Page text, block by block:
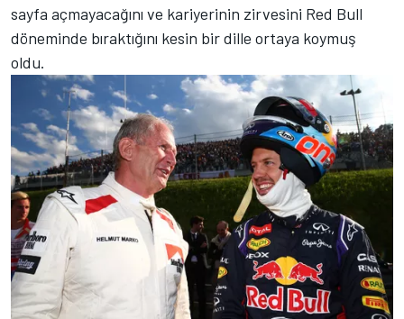
sayfa açmayacağını ve kariyerinin zirvesini Red Bull
döneminde bıraktığını kesin bir dille ortaya koymuş
oldu.